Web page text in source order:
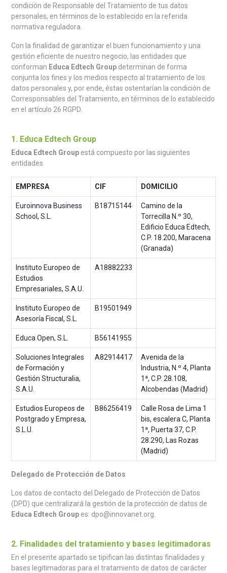
condición de Responsable del Tratamiento de tus datos
personales, en términos de lo establecido en la referida
normativa reguladora.
Con la finalidad de garantizar el buen funcionamiento y una
gestión eficiente de nuestro negocio, las entidades que
conforman Educa Edtech Group determinan de forma
conjunta los fines y los medios respecto al tratamiento de los
datos personales y, por ende, éstas ostentarían la condición de
Corresponsables del Tratamiento, en términos de lo establecido
en el artículo 26 RGPD.
1. Educa Edtech Group
Educa Edtech Group está compuesto por las siguientes
entidades
EMPRESA CIF DOMICILIO
Euroinnova Business
School, S.L.
B18715144
Camino de la
Torrecilla N.º 30,
Edificio Educa Edtech,
C.P. 18.200, Maracena
(Granada)
Instituto Europeo de
Estudios
Empresariales, S.A.U.
A18882233
Instituto Europeo de
Asesoría Fiscal, S.L.
B19501949
Educa Open, S.L. B56141955
Soluciones Integrales
de Formación y
Gestión Structuralia,
S.A.U.
A82914417
Avenida de la
Industria, N.º 4, Planta
1ª, C.P. 28.108,
Alcobendas (Madrid)
Estudios Europeos de
Postgrado y Empresa,
S.L.U.
B86256419
Calle Rosa de Lima 1
bis, escalera C, Planta
1ª, Puerta 37, C.P.
28.290, Las Rozas
(Madrid)
Delegado de Protección de Datos
Los datos de contacto del Delegado de Protección de Datos
(DPD) que centralizará la gestión de la protección de datos de
Educa Edtech Group es: dpo@innovanet.org.
2. Finalidades del tratamiento y bases legitimadoras
En el presente apartado se tipifican las distintas finalidades y
bases legitimadoras para el tratamiento de datos de carácter